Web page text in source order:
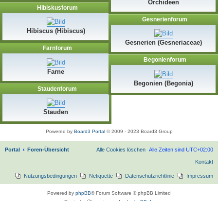
Hibiskusforum
Hibiscus (Hibiscus)
Farnforum
Farne
Staudenforum
Stauden
Orchideen
Gesnerienforum
Gesnerien (Gesneriaceae)
Begonienforum
Begonien (Begonia)
Powered by Board3 Portal© 2009 - 2023 Board3 Group
Portal Foren-Übersicht Alle Zeiten sind UTC+02:00
Alle Cookies löschen
Kontakt
Impressum
Datenschutzrichtlinie
Netiquette
Nutzungsbedingungen
Powered by phpBB® Forum Software © phpBB Limited